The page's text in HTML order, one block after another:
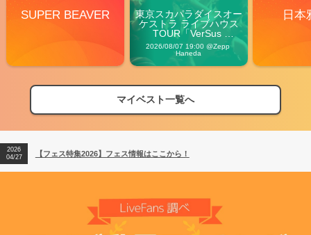
SUPER BEAVER
東京スカパラダイスオー
ケストラ ライブハウス
TOUR「VerSus
Carnival」
2026/08/07 19:00 @Zepp
Haneda
日本
マイベスト一覧へ
【フェス特集2026】フェス情報はここから！
【ライブ動員ランキング】2026年上半期編発表！
2026
04/27
【フェス特集2026】フェス情報はここから！
2026